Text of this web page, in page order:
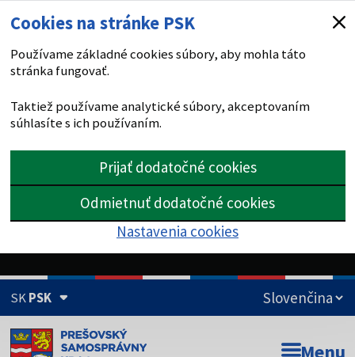
Cookies na stránke PSK
Používame základné cookies súbory, aby mohla táto
stránka fungovať.
Taktiež používame analytické súbory, akceptovaním
súhlasíte s ich používaním.
Prijať dodatočné cookies
Odmietnuť dodatočné cookies
Nastavenia cookies
SKPSK
Doména psk.sk je oficiálna Menu